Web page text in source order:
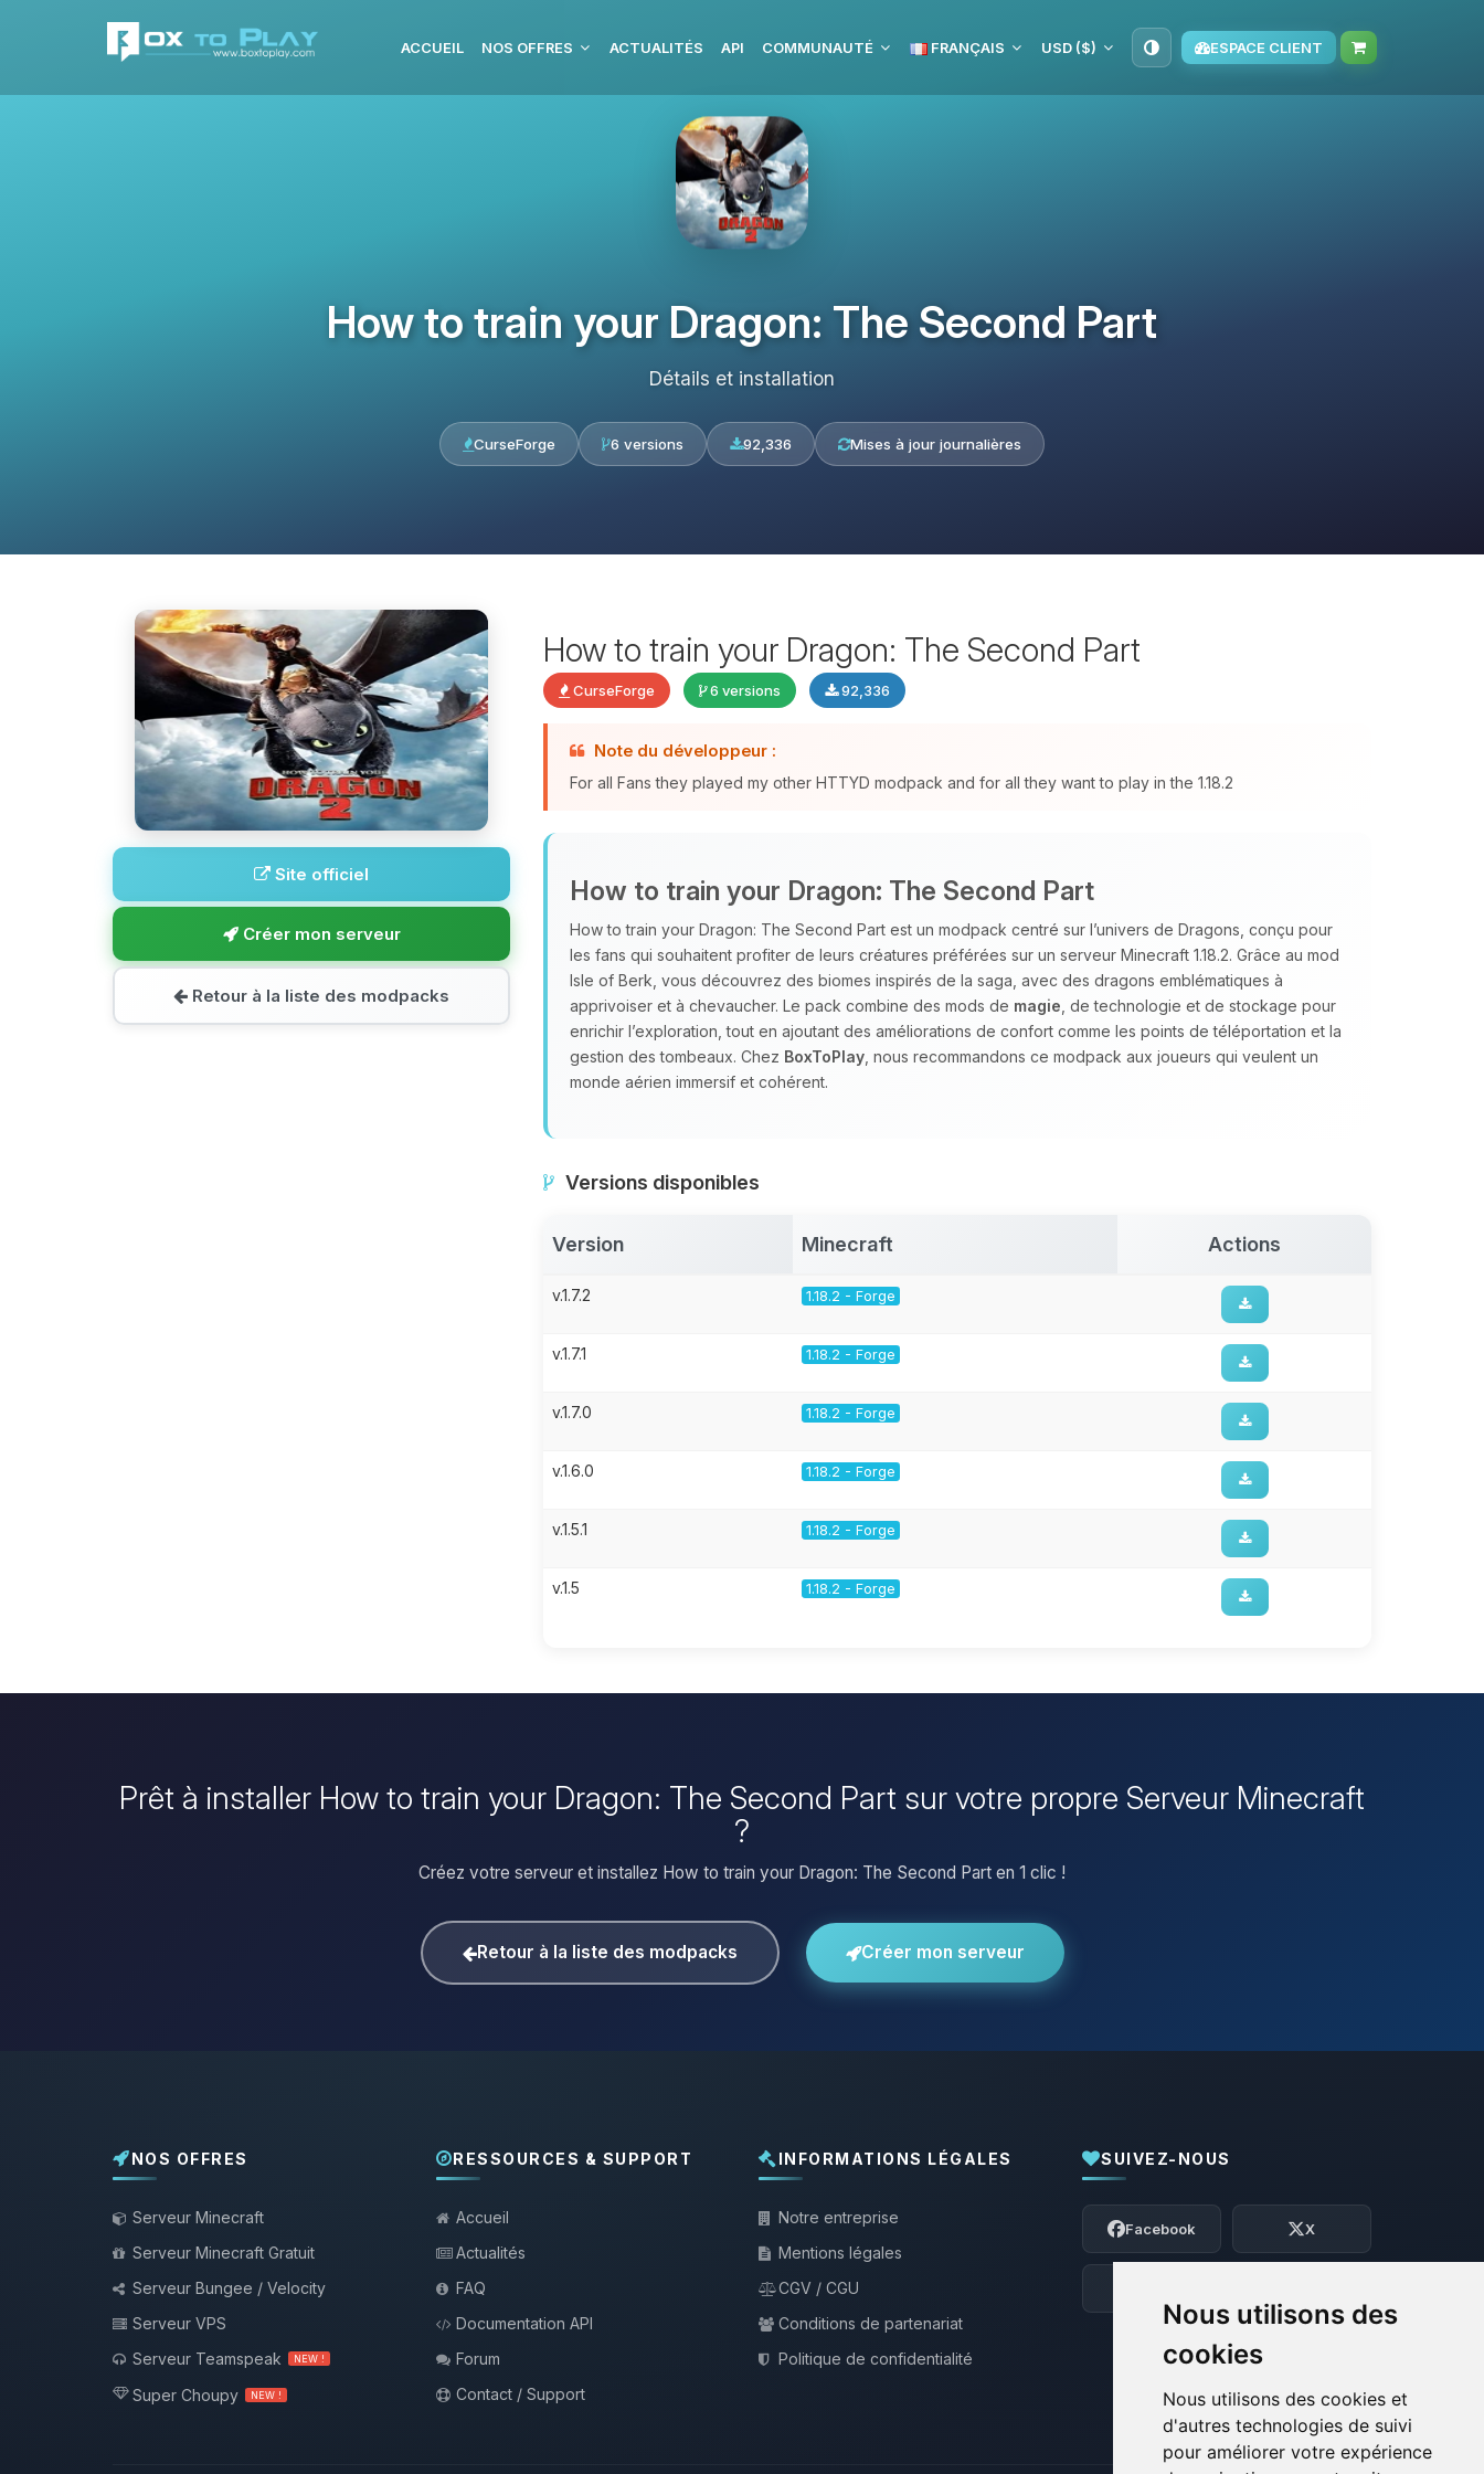
Nous utilisons des
cookies
Nous utilisons des cookies et
d'autres technologies de suivi
pour améliorer votre expérience
ACCUEIL NOS OFFRES ACTUALITÉS API COMMUNAUTÉ FRANÇAIS USD ($) ESPACE CLIENT
How to train your Dragon: The Second Part
Détails et installation
CurseForge 6 versions 92,336 Mises à jour journalières
Site officiel
Créer mon serveur
Retour à la liste des modpacks
How to train your Dragon: The Second Part
CurseForge 6 versions 92,336
Note du développeur :
For all Fans they played my other HTTYD modpack and for all they want to play in the 1.18.2
How to train your Dragon: The Second Part
How to train your Dragon: The Second Part est un modpack centré sur l’univers de Dragons, conçu pour
les fans qui souhaitent profiter de leurs créatures préférées sur un serveur Minecraft 1.18.2. Grâce au mod
Isle of Berk, vous découvrez des biomes inspirés de la saga, avec des dragons emblématiques à
apprivoiser et à chevaucher. Le pack combine des mods de magie , de technologie et de stockage pour
enrichir l’exploration, tout en ajoutant des améliorations de confort comme les points de téléportation et la
gestion des tombeaux. Chez BoxToPlay , nous recommandons ce modpack aux joueurs qui veulent un
monde aérien immersif et cohérent.
Versions disponibles
Version Minecraft Actions
v.1.7.2 1.18.2 - Forge
v.1.7.1 1.18.2 - Forge
v.1.7.0 1.18.2 - Forge
v.1.6.0 1.18.2 - Forge
v.1.5.1 1.18.2 - Forge
v.1.5 1.18.2 - Forge
Prêt à installer How to train your Dragon: The Second Part sur votre propre Serveur Minecraft
?
Créez votre serveur et installez How to train your Dragon: The Second Part en 1 clic !
Retour à la liste des modpacks Créer mon serveur
NOS OFFRES
Serveur Minecraft
Serveur Minecraft Gratuit
Serveur Bungee / Velocity
Serveur VPS
Serveur Teamspeak
NEW !
Super Choupy NEW !
RESSOURCES & SUPPORT
Accueil
Actualités
FAQ
Documentation API
Forum
Contact / Support
INFORMATIONS LÉGALES
Notre entreprise
Mentions légales
CGV / CGU
Conditions de partenariat
Politique de confidentialité
SUIVEZ-NOUS
Facebook X
Youpi, enfin quelqu’un pour me parler !
Moi c’est Choupy, ton petit assistant
BoxToPlay. Dis-moi ce dont tu as besoin
et je vais remuer mes petits circuits
06/08/2026 à 07:24